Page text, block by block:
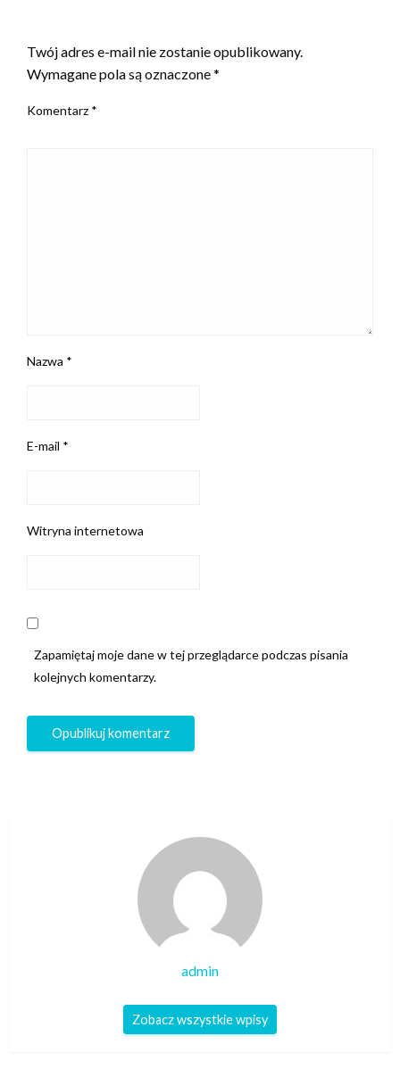
Twój adres e-mail nie zostanie opublikowany.
Wymagane pola są oznaczone*
Komentarz *
Nazwa *
E-mail *
Witryna internetowa
Zapamiętaj moje dane w tej przeglądarce podczas pisania
kolejnych komentarzy.
admin
Zobacz wszystkie wpisy